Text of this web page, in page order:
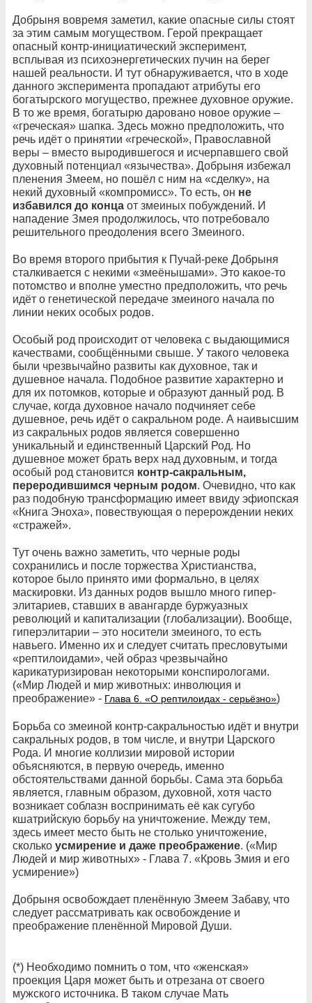
Добрыня вовремя заметил, какие опасные силы стоят
за этим самым могуществом. Герой прекращает
опасный контр-инициатический эксперимент,
всплывая из психоэнергетических пучин на берег
нашей реальности. И тут обнаруживается, что в ходе
данного эксперимента пропадают атрибуты его
богатырского могущество, прежнее духовное оружие.
В то же время, богатырю даровано новое оружие –
«греческая» шапка. Здесь можно предположить, что
речь идёт о принятии «греческой», Православной
веры – вместо выродившегося и исчерпавшего свой
духовный потенциал «язычества». Добрыня избежал
пленения Змеем, но пошёл с ним на «сделку», на
некий духовный «компромисс». То есть, он не
избавился до конца от змеиных побуждений. И
нападение Змея продолжилось, что потребовало
решительного преодоления всего Змеиного.
Во время второго прибытия к Пучай-реке Добрыня
сталкивается с некими «змеёнышами». Это какое-то
потомство и вполне уместно предположить, что речь
идёт о генетической передаче змеиного начала по
линии неких особых родов.
Особый род происходит от человека с выдающимися
качествами, сообщёнными свыше. У такого человека
были чрезвычайно развиты как духовное, так и
душевное начала. Подобное развитие характерно и
для их потомков, которые и образуют данный род. В
случае, когда духовное начало подчиняет себе
душевное, речь идёт о сакральном роде. А наивысшим
из сакральных родов является совершенно
уникальный и единственный Царский Род. Но
душевное может брать верх над духовным, и тогда
особый род становится контр-сакральным,
переродившимся черным родом. Очевидно, что как
раз подобную трансформацию имеет ввиду эфиопская
«Книга Эноха», повествующая о перерождении неких
«стражей».
Тут очень важно заметить, что черные роды
сохранились и после торжества Христианства,
которое было принято ими формально, в целях
маскировки. Из данных родов вышло много гипер-
элитариев, ставших в авангарде буржуазных
революций и капитализации (глобализации). Вообще,
гиперэлитарии – это носители змеиного, то есть
навьего. Именно их и следует считать пресловутыми
«рептилоидами», чей образ чрезвычайно
карикатуризирован некоторыми конспирологами.
(«Мир Людей и мир животных: инволюция и
преображение» - Глава 6. «О рептилоидах - серьёзно»)
Борьба со змеиной контр-сакральностью идёт и внутри
сакральных родов, в том числе, и внутри Царского
Рода. И многие коллизии мировой истории
объясняются, в первую очередь, именно
обстоятельствами данной борьбы. Сама эта борьба
является, главным образом, духовной, хотя часто
возникает соблазн воспринимать её как сугубо
кшатрийскую борьбу на уничтожение. Между тем,
здесь имеет место быть не столько уничтожение,
сколько усмирение и даже преображение. («Мир
Людей и мир животных» - Глава 7. «Кровь Змия и его
усмирение»)
Добрыня освобождает пленённую Змеем Забаву, что
следует рассматривать как освобождение и
преображение пленённой Мировой Души.
(*) Необходимо помнить о том, что «женская»
проекция Царя может быть и отрезана от своего
мужского источника. В таком случае Мать